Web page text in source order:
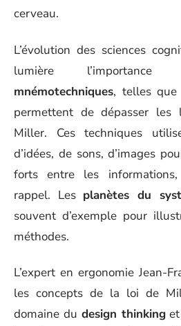
cerveau.
L’évolution des sciences
lumière
mnémotechniques, telles
permettent de dépasser les
Miller. Ces techniques
d’idées, de sons, d’images
forts entre les
rappel. Les planètes du
souvent d’exemple pour
méthodes.
L’expert en ergonomie Jean-
les concepts de la loi de
domaine du design thinkinget